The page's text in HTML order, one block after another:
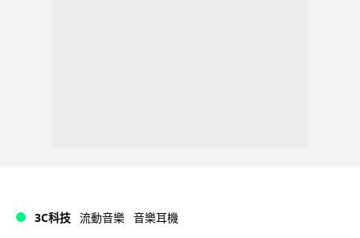
3C科技 流動音樂 音樂耳機